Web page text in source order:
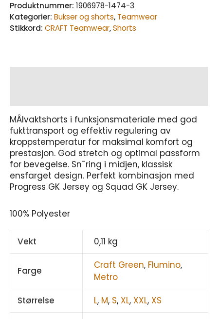
Produktnummer: 1906978-1474-3
Kategorier: Bukser og shorts, Teamwear
Stikkord: CRAFT Teamwear,Shorts
MÂlvaktshorts i funksjonsmateriale med god
fukttransport og effektiv regulering av
kroppstemperatur for maksimal komfort og
prestasjon. God stretch og optimal passform
for bevegelse. Sn¯ring i midjen, klassisk
ensfarget design. Perfekt kombinasjon med
Progress GK Jersey og Squad GK Jersey.
100% Polyester
Vekt 0,11 kg
Farge Craft Green, Flumino,
Metro
Størrelse
L, M, S, XL, XXL, XS